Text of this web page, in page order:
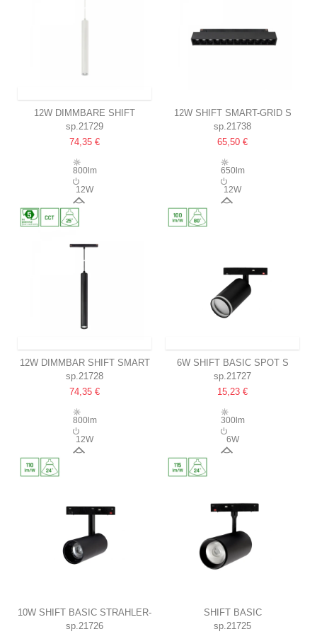
12W DIMMBARE SHIFT
SMART HANGIT
PENDELLEUCHTE FÜR
SCHIENENSYSTEME
25°, WEISS, Ø40X297 (90CM K
ABEL), CCT/DIM, ZIGBEE
sp.21729
74,35 €
800lm
12W
25°
12W SHIFT SMART-GRID S
SCHIENENSTRAHLER 20,4CM
35°, SCHWARZ, CCT/DIM,
ZIGBEE
sp.21738
65,50 €
650lm
12W
12W DIMMBAR SHIFT SMART
HANGIT PENDELLEUCHTE
FÜR SCHIENENSYSTEM
CCT, SCHWARZ, ZIGBEE
sp.21728
74,35 €
800lm
12W
6W SHIFT BASIC SPOT S
RICHTSTRAHLER
3000K, SCHWARZ,
55X100X160MM
sp.21727
15,23 €
300lm
6W
10W SHIFT BASIC STRAHLER-
ARMATUR
sp.21726
SHIFT BASIC
SPOTLEUCHTE 20W 3000K
sp.21725